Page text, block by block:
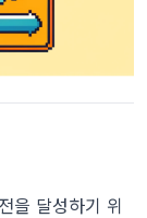
을 달성하기 위